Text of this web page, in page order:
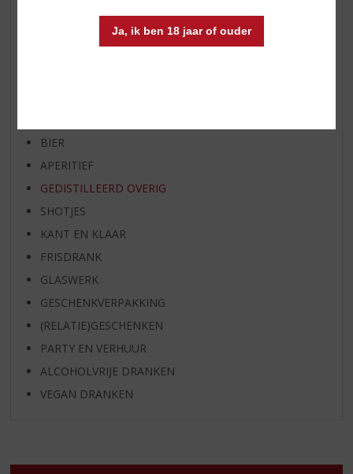
Ja, ik ben 18 jaar of ouder
BIER VAN DE MAAND
SPIRIT VAN DE MAAND
BIER
APERITIEF
GEDISTILLEERD OVERIG
SHOTJES
KANT EN KLAAR
FRISDRANK
GLASWERK
GESCHENKVERPAKKING
(RELATIE)GESCHENKEN
PARTY EN VERHUUR
ALCOHOLVRIJE DRANKEN
VEGAN DRANKEN